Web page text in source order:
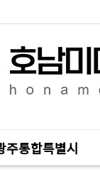
주통합특별시